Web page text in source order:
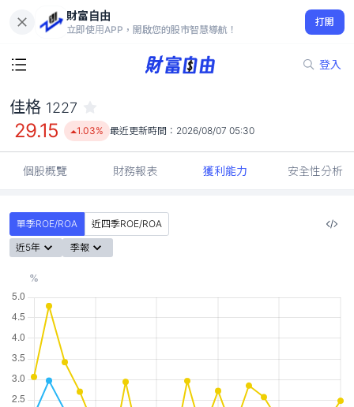
財富自由
立即使用APP，開啟您的股市智慧導航！
打開
登入
29.15
1.03%
佳格 1227
29.15 1.03% 最近更新時間： 2026/08/07 05:30
個股概覽 財務報表 獲利能力 安全性分析
單季ROE/ROA
近四季ROE/ROA
近5年
季報